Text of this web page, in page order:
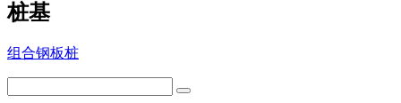
桩基
组合钢板桩